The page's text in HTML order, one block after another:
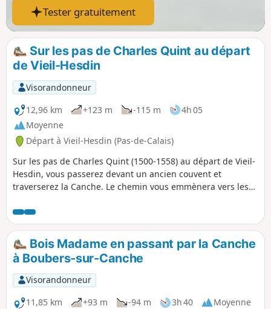
Tester gratuitement
Sur les pas de Charles Quint au départ
de Vieil-Hesdin
Visorandonneur
12,96 km
+123 m -115 m
4h 05
Moyenne
Départ à Vieil-Hesdin (Pas-de-Calais)
Sur les pas de Charles Quint (1500-1558) au départ de Vieil-
Hesdin, vous passerez devant un ancien couvent et
traverserez la Canche. Le chemin vous emmènera vers les
en descente via le Chemin des Morts. De beaux points de
vue s'offriront à vous vers la forêt d'Hesdin et si comme moi
vous avez la chance, vous croiserez peut-être quelques
chevreuils.
Bois Madame en passant par la Canche
à Boubers-sur-Canche
Visorandonneur
11,85 km
+93 m -94 m 3h 40
Moyenne